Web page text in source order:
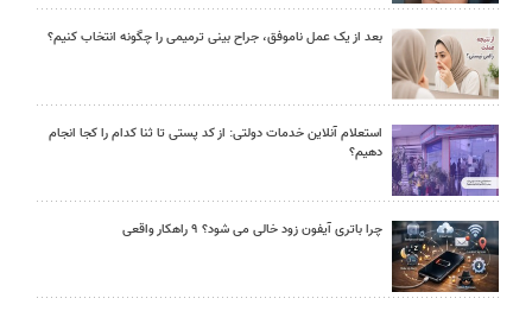
بعد از یک عمل ناموفق، جراح بینی ترمیمی را چگونه انتخاب کنیم؟
استعلام آنلاین خدمات دولتی: از کد پستی تا ثنا کدام را کجا انجام
دهیم؟
چرا باتری آیفون زود خالی می شود؟ ۹ راهکار واقعی